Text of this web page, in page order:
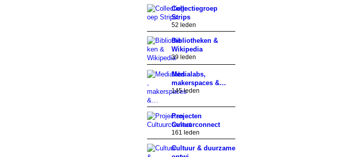
Collectiegroep
Strips
52 leden
Bibliotheken &
Wikipedia
39 leden
Medialabs,
makerspaces &…
145 leden
Projecten
Cultuurconnect
161 leden
Cultuur & duurzame